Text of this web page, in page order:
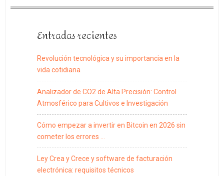
Entradas recientes
Revolución tecnológica y su importancia en la
vida cotidiana
Analizador de CO2 de Alta Precisión: Control
Atmosférico para Cultivos e Investigación
Cómo empezar a invertir en Bitcoin en 2026 sin
cometer los errores …
Ley Crea y Crece y software de facturación
electrónica: requisitos técnicos